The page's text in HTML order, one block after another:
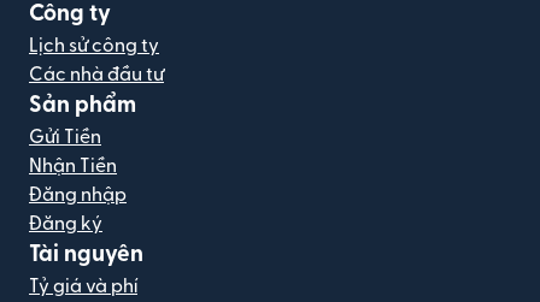
Công ty
Lịch sử công ty
Các nhà đầu tư
Sản phẩm
Gửi Tiền
Nhận Tiền
Đăng nhập
Đăng ký
Tài nguyên
Tỷ giá và phí